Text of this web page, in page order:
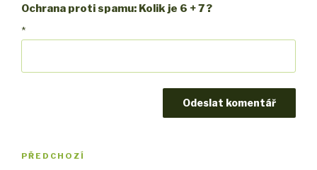
Ochrana proti spamu: Kolik je 6 + 7 ?
*
Navigace
Předchozí
PŘEDCHOZÍ